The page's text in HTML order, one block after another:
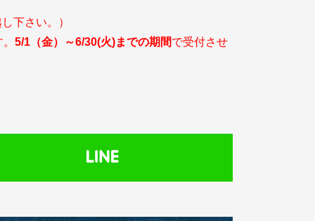
下さい。）
5/1（金）～6/30(火)までの期間で受付させ